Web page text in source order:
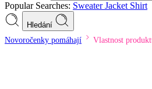
Popular Searches: SweaterJacket Shirt
Hledání
Novoročenky pomáhají Vlastnost